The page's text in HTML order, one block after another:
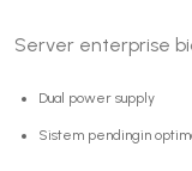
Server enterprise
Dual power supply
Sistem pendingin